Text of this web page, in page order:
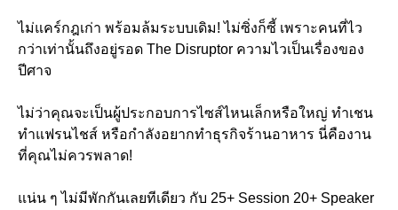
ไม่แคร์กฎเก่า พร้อมล้มระบบเดิม! ไม่ซิ่งก็ซี้ เพราะคนที่ไว
กว่าเท่านั้นถึงอยู่รอด The Disruptor ความไวเป็นเรื่องของ
ปีศาจ
ไม่ว่าคุณจะเป็นผู้ประกอบการไซส์ไหนเล็กหรือใหญ่ ทำเชน
ทำแฟรนไชส์ หรือกำลังอยากทำธุรกิจร้านอาหาร นี่คืองาน
ที่คุณไม่ควรพลาด!
แน่น ๆ ไม่มีพักกันเลยทีเดียว กับ 25+ Session 20+ Speaker